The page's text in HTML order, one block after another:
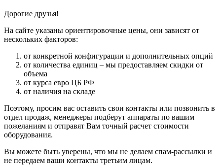
Дорогие друзья!
На сайте указаны ориентировочные цены, они зависят от
нескольких факторов:
от конкретной конфигурации и дополнительных опций
от количества единиц – мы предоставляем скидки от
объема
от курса евро ЦБ РФ
от наличия на складе
Поэтому, просим вас оставить свои контакты или позвонить в
отдел продаж, менеджеры подберут аппараты по вашим
пожеланиям и отправят Вам точный расчет стоимости
оборудования.
Вы можете быть уверены, что мы не делаем спам-рассылки и
не передаем ваши контакты третьим лицам.